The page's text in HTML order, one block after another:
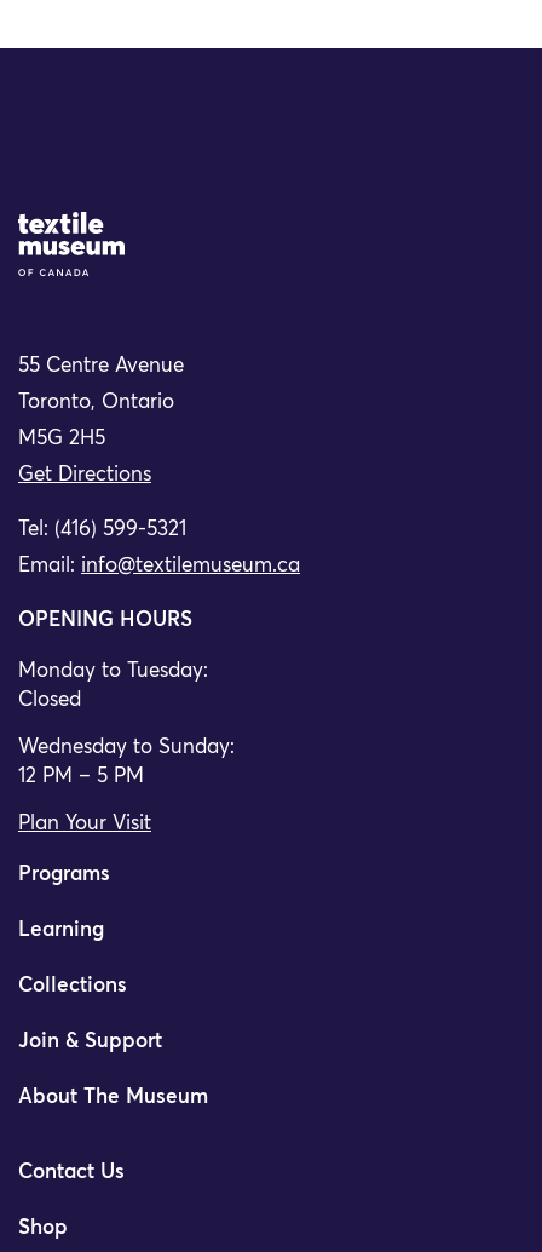
Site Logo
55 Centre Avenue
Toronto, Ontario
M5G 2H5
Get Directions
Tel: (416) 599-5321
Email: info@textilemuseum.ca
OPENING HOURS
Monday to Tuesday:
Closed
Wednesday to Sunday:
12 PM – 5 PM
Plan Your Visit
Programs
Learning
Collections
Join & Support
About The Museum
Contact Us
Shop